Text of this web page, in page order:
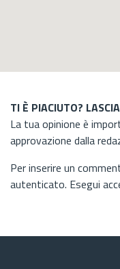
TI È PIACIUTO?
La tua opinione è
approvazione dalla
Per inserire un
autenticato. Esegui